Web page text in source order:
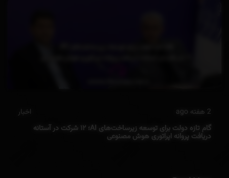
2 هفته ago
اخبار
گام تازه دولت برای توسعه زیرساخت‌های AI؛ ۱۲ شرکت در آستانه
دریافت پروانه‌ اپراتوری هوش مصنوعی